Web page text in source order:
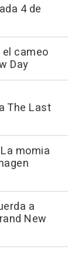
4 de
cameo
Day
The Last
momia
a
New